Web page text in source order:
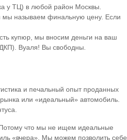
у ТЦ) в любой район Москвы.
мы называем финальную цену. Если
купюр, мы вносим деньги на ваш
Вуаля! Вы свободны.
и печальный опыт проданных
или «идеальный» автомобиль.
что мы не ищем идеальные
«вчера». Мы можем позволить себе